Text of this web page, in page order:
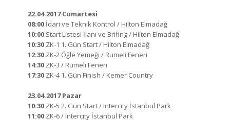
22.04.2017 Cumartesi
08:00İdari ve Teknik Kontrol / Hilton Elmadağ
10:00Start Listesi İlanı ve Brifing / Hilton Elmadağ
10:30ZK-1 1. Gün Start / Hilton Elmadağ
12:30ZK-2 Öğle Yemeği / Rumeli Feneri
14:30ZK-3 / Rumeli Feneri
17:30ZK-4 1. Gün Finish / Kemer Country
23.04.2017 Pazar
10:30ZK-5 2. Gün Start / Intercity İstanbul Park
11:00ZK-6 / Intercity İstanbul Park